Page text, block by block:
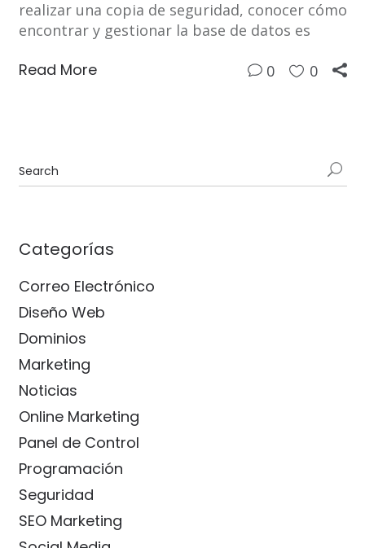
realizar una copia de seguridad, conocer cómo
encontrar y gestionar la base de datos es
Read More 0 0
Categorías
Correo Electrónico
Diseño Web
Dominios
Marketing
Noticias
Online Marketing
Panel de Control
Programación
Seguridad
SEO Marketing